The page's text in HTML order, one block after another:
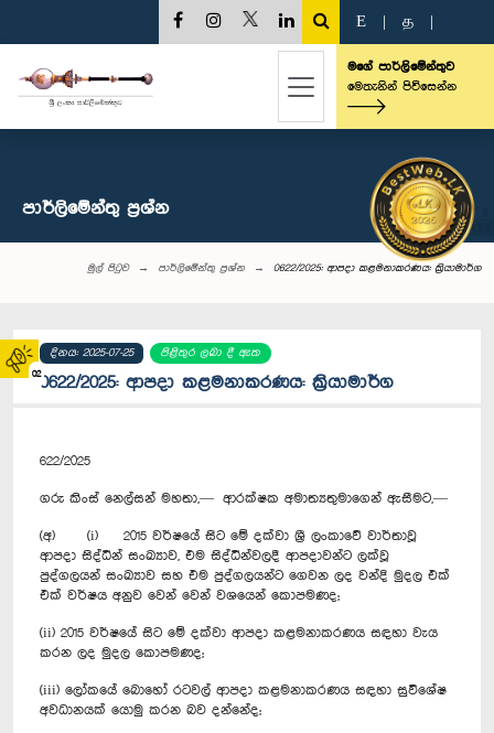
02
E த
මගේ පාර්ලිමේන්තුව
මෙතැනින් පිවිසෙන්න
පාර්ලි‌මේන්තු‌ ප්‍රශ්න
මුල් පිටුව පාර්ලි‌මේන්තු‌ ප්‍රශ්න 0622/2025: ආපදා කළමනාකරණය: ක්‍රියාමාර්ග
දිනය: 2025-07-25 පිළිතුර ලබා දී ඇත
0622/2025: ආපදා කළමනාකරණය: ක්‍රියාමාර්ග
622/2025
ගරු කිංස් නෙල්සන් මහතා,— ආරක්ෂක අමාත්‍යතුමාගෙන් ඇසීමට,—
(අ) (i) 2015 වර්ෂයේ සිට මේ දක්වා ශ්‍රී ලංකාවේ වාර්තාවූ
ආපදා සිද්ධීන් සංඛ්‍යාව, එම සිද්ධීන්වලදී ආපදාවන්ට ලක්වූ
පුද්ගලයන් සංඛ්‍යාව සහ එම පුද්ගලයන්ට ගෙවන ලද වන්දි මුදල එක්
එක් වර්ෂය අනුව වෙන් වෙන් වශයෙන් කොපමණද;
(ii) 2015 වර්ෂයේ සිට මේ දක්වා ආපදා කළමනාකරණය සඳහා වැය
කරන ලද මුදල කොපමණද;
(iii) ලෝකයේ බොහෝ රටවල් ආපදා කළමනාකරණය සඳහා සුවිශේෂ
අවධානයක් යොමු කරන බව දන්නේද;